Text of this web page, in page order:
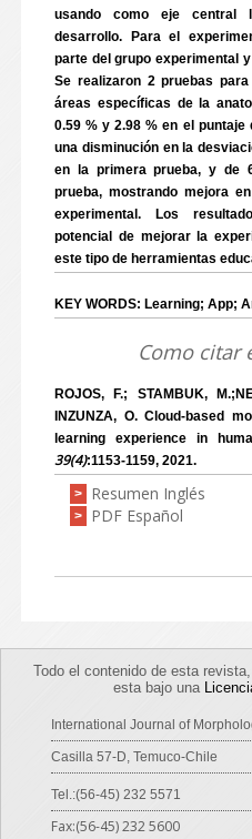
usando como eje central
desarrollo. Para el
parte del grupo experimental
Se realizaron 2 pruebas
áreas específicas de la
0.59 % y 2.98 % en el
una disminución en la
en la primera prueba, y de
prueba, mostrando mejora
experimental. Los
potencial de mejorar la
este tipo de herramientas
KEY WORDS: Learning; App;
Como citar
ROJOS, F.; STAMBUK,
INZUNZA, O. Cloud-based
learning experience in
39(4):1153-1159, 2021.
> Resumen Inglés
> PDF Español
Todo el contenido de esta
esta bajo una
International Journal of
Casilla 57-D, Temuco-Chile
Tel.:(56-45) 232 5571
Fax:(56-45) 232 5600